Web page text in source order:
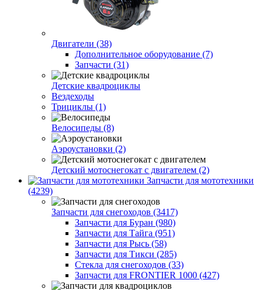
Двигатели (38)
Дополнительное оборудование (7)
Запчасти (31)
Детские квадроциклы
Вездеходы
Трициклы (1)
Велосипеды (8)
Аэроустановки (2)
Детский мотоснегокат с двигателем (2)
Запчасти для мототехники
(4239)
Запчасти для снегоходов (3417)
Запчасти для Буран (980)
Запчасти для Тайга (951)
Запчасти для Рысь (58)
Запчасти для Тикси (285)
Стекла для снегоходов (33)
Запчасти для FRONTIER 1000 (427)